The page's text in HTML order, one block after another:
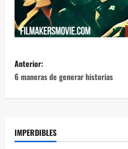
Anterior:
6 maneras de generar historias
IMPERDIBLES